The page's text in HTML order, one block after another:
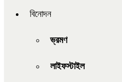
বিনোদন
ভ্রমণ
লাইফস্টাইল